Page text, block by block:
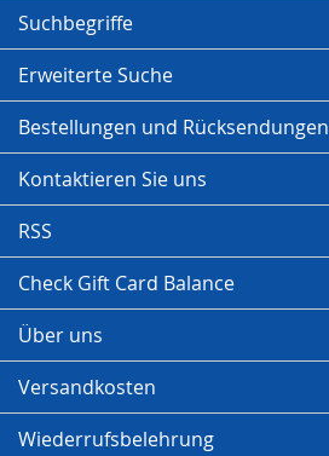
Suchbegriffe
Erweiterte Suche
Bestellungen und Rücksendungen
Kontaktieren Sie uns
RSS
Check Gift Card Balance
Über uns
Versandkosten
Wiederrufsbelehrung